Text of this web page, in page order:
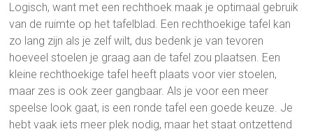
Logisch, want met een rechthoek maak je optimaal gebruik
van de ruimte op het tafelblad. Een rechthoekige tafel kan
zo lang zijn als je zelf wilt, dus bedenk je van tevoren
hoeveel stoelen je graag aan de tafel zou plaatsen. Een
kleine rechthoekige tafel heeft plaats voor vier stoelen,
maar zes is ook zeer gangbaar. Als je voor een meer
speelse look gaat, is een ronde tafel een goede keuze. Je
hebt vaak iets meer plek nodig, maar het staat ontzettend